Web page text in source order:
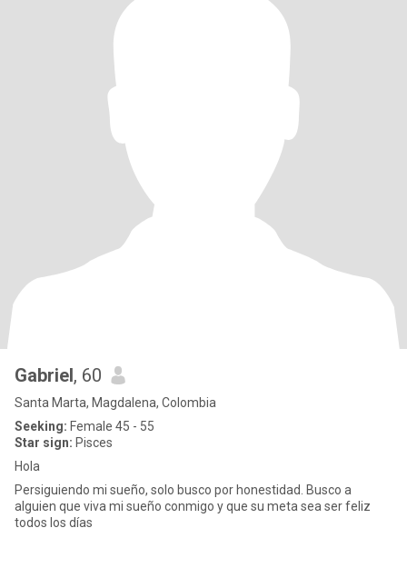
Gabriel, 60
Santa Marta, Magdalena, Colombia
Seeking: Female 45 - 55
Star sign: Pisces
Hola
Persiguiendo mi sueño, solo busco por honestidad. Busco a
alguien que viva mi sueño conmigo y que su meta sea ser feliz
todos los días